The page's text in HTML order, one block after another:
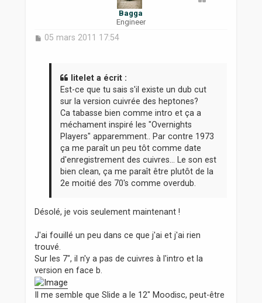
Bagga
Engineer
M
05 mars 2011 17:54
litelet a écrit :
Est-ce que tu sais s'il existe un dub cut
sur la version cuivrée des heptones?
Ca tabasse bien comme intro et ça a
méchament inspiré les "Overnights
Players" apparemment.. Par contre 1973
ça me paraît un peu tôt comme date
d'enregistrement des cuivres... Le son est
bien clean, ça me paraît être plutôt de la
2e moitié des 70's comme overdub.
Désolé, je vois seulement maintenant !
J'ai fouillé un peu dans ce que j'ai et j'ai rien
trouvé.
Sur les 7", il n'y a pas de cuivres à l'intro et la
version en face b.
Il me semble que Slide a le 12" Moodisc, peut-être